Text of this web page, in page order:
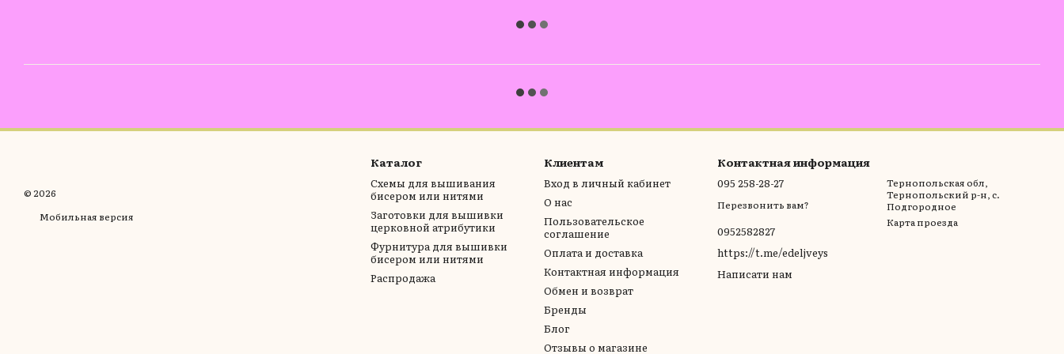
© 2026
Мобильная версия
Каталог
Схемы для вышивания
бисером или нитями
Заготовки для вышивки
церковной атрибутики
Фурнитура для вышивки
бисером или нитями
Распродажа
Клиентам
Вход в личный кабинет
О нас
Пользовательское
соглашение
Оплата и доставка
Контактная информация
Обмен и возврат
Бренды
Блог
Отзывы о магазине
Контактная информация
095 258-28-27
Перезвонить вам?
0952582827
https://t.me/edeljveys
Написати нам
Тернопольская обл,
Тернопольский р-н, с.
Подгородное
Карта проезда